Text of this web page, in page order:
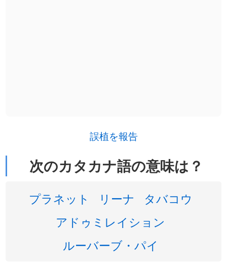
誤植を報告
次のカタカナ語の意味は？
プラネット リーナ
タバコウ
アドゥミレイション
ルーバーブ・パイ